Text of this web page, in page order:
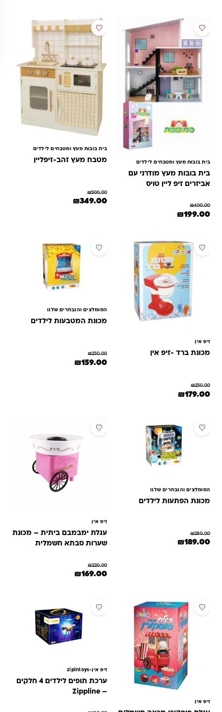
בית בובות מעץ ומטבחים לילדים
בית בובות מעץ מודרני עם
אביזרים זיפ ליין טויס
₪400.00
המחיר המקורי היה: ₪400.00.
₪199.00 המחיר הנוכחי הוא: ₪199.00.
בית בובות מעץ ומטבחים לילדים
מטבח מעץ זהב-זיפליין
₪500.00
המחיר המקורי היה: ₪500.00.
₪349.00 המחיר הנוכחי הוא: ₪349.00.
זיפ אין
מכונת ברד -זיפ אין
₪250.00
המחיר המקורי היה: ₪250.00.
₪179.00 המחיר הנוכחי הוא: ₪179.00.
המומלצים והנבחרים שלנו
מכונת המטבעות לילדים
₪250.00
המחיר המקורי היה: ₪250.00.
₪159.00 המחיר הנוכחי הוא: ₪159.00.
המומלצים והנבחרים שלנו
מכונת הפתעות לילדים
₪280.00
המחיר המקורי היה: ₪280.00.
₪189.00 המחיר הנוכחי הוא: ₪189.00.
זיפ אין
עגלת ימבמבם ביתית – מכונת
שערות סבתא חשמלית
₪220.00
המחיר המקורי היה: ₪220.00.
₪169.00 המחיר הנוכחי הוא: ₪169.00.
זיפ אין
זיפ אין-zipintoys
ערכת תופים לילדים 4 חלקים